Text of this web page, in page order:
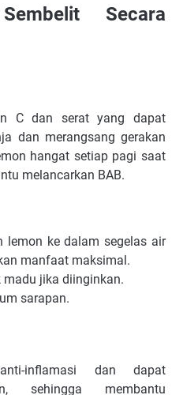
Secara
C dan serat yang dapat
dan merangsang gerakan
hangat setiap pagi saat
melancarkan BAB.
lemon ke dalam segelas air
manfaat maksimal.
jika diinginkan.
sarapan.
inflamasi dan dapat
sehingga membantu